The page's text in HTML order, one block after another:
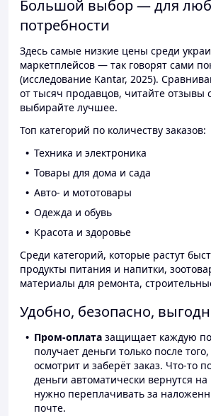
Большой выбор — для
потребности
Здесь самые низкие цены среди
маркетплейсов — так говорят сами
(исследование Kantar, 2025).
от тысяч продавцов, читайте отзывы
выбирайте лучшее.
Топ категорий по количеству заказов:
Техника и электроника
Товары для дома и сада
Авто- и мототовары
Одежда и обувь
Красота и здоровье
Среди категорий, которые растут
продукты питания и напитки,
материалы для ремонта,
Удобно, безопасно,
Пром-оплата защищает каждую
получает деньги только после
осмотрит и заберёт заказ. Что-то
деньги автоматически вернутся
нужно переплачивать за
почте.